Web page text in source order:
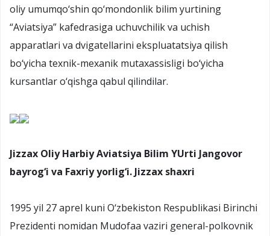
oliy umumqo‘shin qo‘mondonlik bilim yurtining
“Aviatsiya” kafedrasiga uchuvchilik va uchish
apparatlari va dvigatellarini ekspluatatsiya qilish
bo‘yicha texnik-mexanik mutaxassisligi bo‘yicha
kursantlar o‘qishga qabul qilindilar.
Jizzax Oliy Harbiy Aviatsiya Bilim YUrti Jangovor
bayrog‘i va Faxriy yorlig‘i. Jizzax shaxri
1995 yil 27 aprel kuni O‘zbekiston Respublikasi Birinchi
Prezidenti nomidan Mudofaa vaziri general-polkovnik